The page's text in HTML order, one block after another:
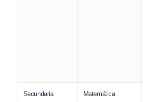
Secundaria Matemática